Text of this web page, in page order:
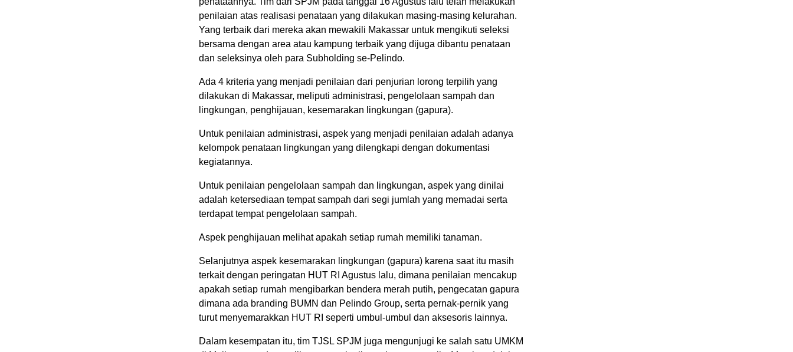
penilaian atas realisasi penataan yang dilakukan masing-masing kelurahan.
Yang terbaik dari mereka akan mewakili Makassar untuk mengikuti seleksi
bersama dengan area atau kampung terbaik yang dijuga dibantu penataan
dan seleksinya oleh para Subholding se-Pelindo.
Ada 4 kriteria yang menjadi penilaian dari penjurian lorong terpilih yang
dilakukan di Makassar, meliputi administrasi, pengelolaan sampah dan
lingkungan, penghijauan, kesemarakan lingkungan (gapura).
Untuk penilaian administrasi, aspek yang menjadi penilaian adalah adanya
kelompok penataan lingkungan yang dilengkapi dengan dokumentasi
kegiatannya.
Untuk penilaian pengelolaan sampah dan lingkungan, aspek yang dinilai
adalah ketersediaan tempat sampah dari segi jumlah yang memadai serta
terdapat tempat pengelolaan sampah.
Aspek penghijauan melihat apakah setiap rumah memiliki tanaman.
Selanjutnya aspek kesemarakan lingkungan (gapura) karena saat itu masih
terkait dengan peringatan HUT RI Agustus lalu, dimana penilaian mencakup
apakah setiap rumah mengibarkan bendera merah putih, pengecatan gapura
dimana ada branding BUMN dan Pelindo Group, serta pernak-pernik yang
turut menyemarakkan HUT RI seperti umbul-umbul dan aksesoris lainnya.
Dalam kesempatan itu, tim TJSL SPJM juga mengunjugi ke salah satu UMKM